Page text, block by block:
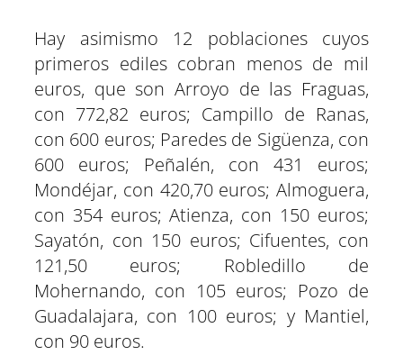
Hay asimismo 12 poblaciones cuyos
primeros ediles cobran menos de mil
euros, que son Arroyo de las Fraguas,
con 772,82 euros; Campillo de Ranas,
con 600 euros; Paredes de Sigüenza, con
600 euros; Peñalén, con 431 euros;
Mondéjar, con 420,70 euros; Almoguera,
con 354 euros; Atienza, con 150 euros;
Sayatón, con 150 euros; Cifuentes, con
121,50 euros; Robledillo de
Mohernando, con 105 euros; Pozo de
Guadalajara, con 100 euros; y Mantiel,
con 90 euros.